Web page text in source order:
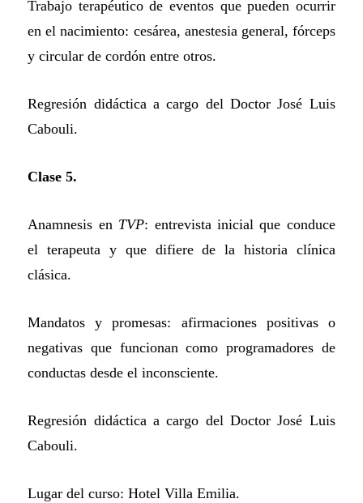
Trabajo terapéutico de eventos que pueden ocurrir
en el nacimiento: cesárea, anestesia general, fórceps
y circular de cordón entre otros.
Regresión didáctica a cargo del Doctor José Luis
Cabouli.
Clase 5.
Anamnesis en TVP: entrevista inicial que conduce
el terapeuta y que difiere de la historia clínica
clásica.
Mandatos y promesas: afirmaciones positivas o
negativas que funcionan como programadores de
conductas desde el inconsciente.
Regresión didáctica a cargo del Doctor José Luis
Cabouli.
Lugar del curso: Hotel Villa Emilia.